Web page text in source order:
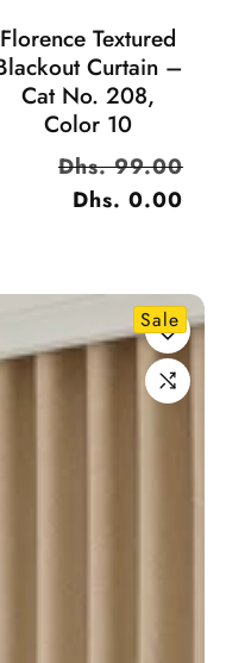
Florence Textured
Curtain –
Cat No. 208,
Color 10
السعر
العادي
Dhs. 99.00
Dhs. 0.00
Sale